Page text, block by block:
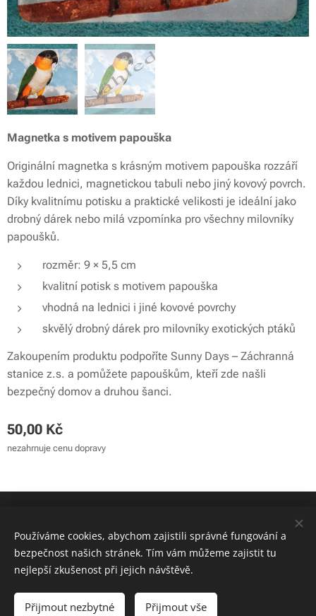
Magnetka s motivem papouška
Originální magnetka s krásným motivem papouška rozzáří
každou lednici, magnetickou tabuli nebo jiný kovový povrch.
Díky kvalitnímu potisku a praktické velikosti je ideální jako
drobný dárek nebo milá vzpomínka pro všechny milovníky
papoušků.
rozměr: 9 × 5,5 cm
kvalitní potisk s motivem papouška
vhodná na lednici i jiné kovové povrchy
skvělý drobný dárek pro milovníky exotických ptáků
Zakoupením produktu podpoříte Sunny Days – Záchranná
stanice z.s. a pomůžete papouškům, kteří zde našli
bezpečný domov a druhou šanci.
50,00 Kč
nezahrnuje cenu dopravy
Do košíku
vyhrazena
Cookies
Používáme cookies, abychom zajistili správné fungování a
bezpečnost našich stránek. Tím vám můžeme zajistit tu
nejlepší zkušenost při jejich návštěvě.
Přijmout nezbytné Přijmout vše